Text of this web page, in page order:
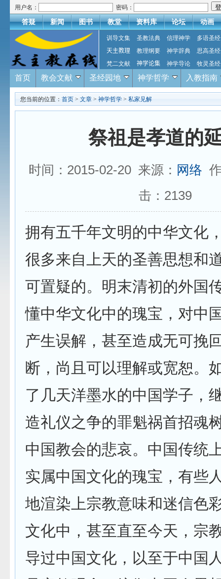
用户名： 密码：
答疑 新闻 图书 教堂 资料库 论坛 动画
训导文集 圣教法典 信理神学
多语圣经
天主教理
教理纲要 神学辞典
思高圣经
梵二文献
神学论集 神学导论 牧灵圣经
首页 教会文献 圣经园地 神学哲学 入教指南
您当前的位置： 首页 > 文章 > 神学哲学 > 私家见解
祭祖是孝道的
时间：2015-02-20 来源： 网络
击： 2139
拥有五千年文明的中华文化
很多来自上天的圣善思想和
可置疑的。明末清初的外国
懂中华文化中的瑰宝，对中
产生误解，甚至造成无可挽
断，尚且可以理解或宽恕。
了几天洋墨水的中国学子，
造礼仪之争的罪魁祸首招魂
中国教会的悲哀。中国传统
实属中国文化的瑰宝，有些
地渲染上宗教意味和迷信色
文化中，甚至直至今天，宗
导过中国文化，以至于中国